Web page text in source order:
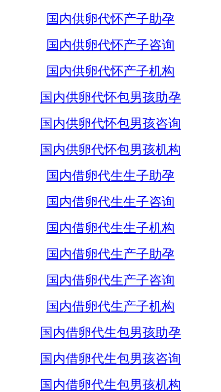
国内供卵代怀产子助孕
国内供卵代怀产子咨询
国内供卵代怀产子机构
国内供卵代怀包男孩助孕
国内供卵代怀包男孩咨询
国内供卵代怀包男孩机构
国内借卵代生生子助孕
国内借卵代生生子咨询
国内借卵代生生子机构
国内借卵代生产子助孕
国内借卵代生产子咨询
国内借卵代生产子机构
国内借卵代生包男孩助孕
国内借卵代生包男孩咨询
国内借卵代生包男孩机构